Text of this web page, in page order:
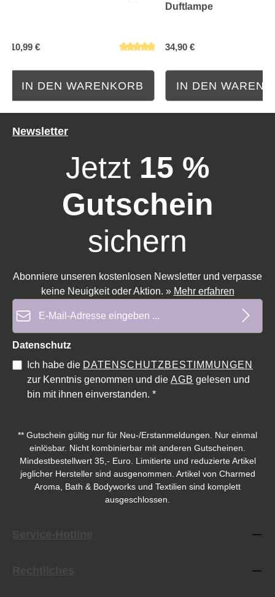
Durchschnittliche Bewertung von 0 von 5 SternenDurchschnittliche
10,99 €
IN DEN WARENKORB
Duftlampe
34,90 €
IN DEN
Newsletter
Jetzt 15 %
Gutschein
sichern
Abonniere unseren kostenlosen Newsletter und verpasse
keine Neuigkeit oder Aktion. » Mehr erfahren
Datenschutz
Ich habe die DATENSCHUTZBESTIMMUNGEN
zur Kenntnis genommen und die AGB gelesen und
bin mit ihnen einverstanden. *
** Gutschein gültig nur für Neu-/Erstanmeldungen. Nur einmal
einlösbar. Nicht kombinierbar mit anderen Gutscheinen.
Mindestbestellwert 35,- Euro. Limitierte und reduzierte Artikel
jeglicher Hersteller sind ausgenommen. Artikel von Charmed
Aroma, Bath & Bodyworks und Textilien sind komplett
ausgeschlossen.